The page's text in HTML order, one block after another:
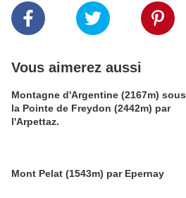
Vous aimerez aussi
Montagne d'Argentine (2167m) sous
la Pointe de Freydon (2442m) par
l'Arpettaz.
Mont Pelat (1543m) par Epernay